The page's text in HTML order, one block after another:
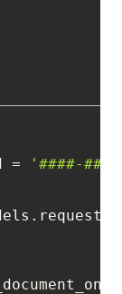
=
'####-